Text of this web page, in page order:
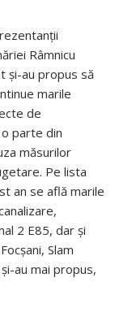
Râmnicu
și-au propus să
marile
de
parte din
măsurilor
Pe lista
an se află marile
2 E85, dar și
Slam
au mai propus,